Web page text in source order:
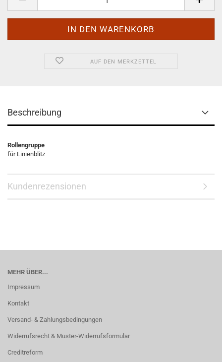
AUF DEN MERKZETTEL
Beschreibung
Rollengruppe
für Linienblitz
Kundenrezensionen
MEHR ÜBER...
Impressum
Kontakt
Versand- & Zahlungsbedingungen
Widerrufsrecht & Muster-Widerrufsformular
Creditreform